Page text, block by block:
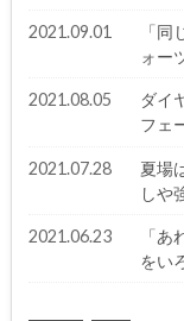
2021.09.01
「
ォー
2021.08.05
ダイ
フェ
2021.07.28
夏場
しや
2021.06.23
「
をい